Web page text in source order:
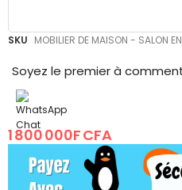
SKU MOBILIER DE MAISON - SALON
Soyez le premier à
1 800 000F CFA
Skip
the
of
the
images
gallery